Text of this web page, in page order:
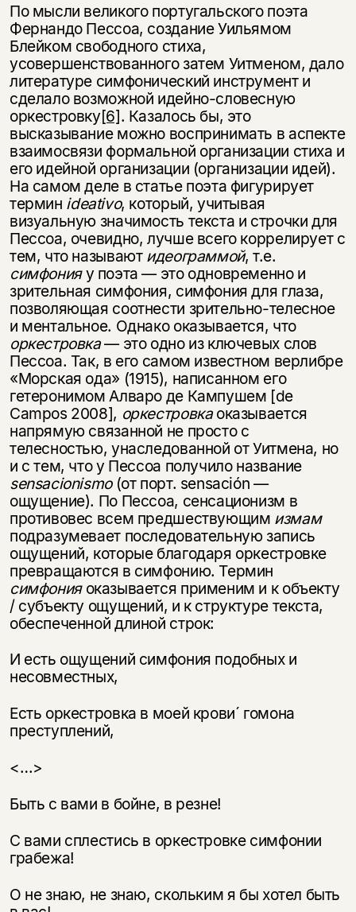
По мысли великого португальского поэта
Фернандо Пессоа, создание Уильямом
Блейком свободного стиха,
усовершенствованного затем Уитменом, дало
литературе симфонический инструмент и
сделало возможной идейно-сло­весную
оркестровку[6]. Казалось бы, это
высказывание можно воспринимать в аспекте
взаимосвязи формальной организации стиха и
его идейной организации (организации идей).
На самом деле в статье поэта фигурирует
термин ideativo, который, учитывая
визуальную значимость текста и строчки для
Пессоа, очевидно, лучше всего коррелирует с
тем, что называют идеограммой, т.е.
симфонияу поэта — это одновременно и
зрительная симфония, симфония для глаза,
позволяющая соотнести зрительно-телесное
и ментальное. Однако оказывается, что
оркестровка— это одно из ключевых слов
Пессоа. Так, в его самом известном верлибре
«Морская ода» (1915), написанном его
гетеронимом Алваро де Кампушем [de
Campos 2008], оркестровкаоказывается
напрямую связанной не просто с
телесностью, унаследованной от Уитмена, но
и с тем, что у Пессоа получило название
sensacionismo(от порт. sensación —
ощущение). По Пессоа, сенсационизм в
противовес всем предшествующим измам
подразумевает последовательную запись
ощущений, которые благодаря оркестровке
превращаются в симфонию. Термин
симфонияоказывается применим и к объекту
/ субъекту ощущений, и к структуре текста,
обеспеченной длиной строк:
И есть ощущений симфония подобных и
несовместных,
Есть оркестровка в моей крови´ гомона
преступлений,
<…>
Быть с вами в бойне, в резне!
С вами сплестись в оркестровке симфонии
грабежа!
О не знаю, не знаю, скольким я бы хотел быть